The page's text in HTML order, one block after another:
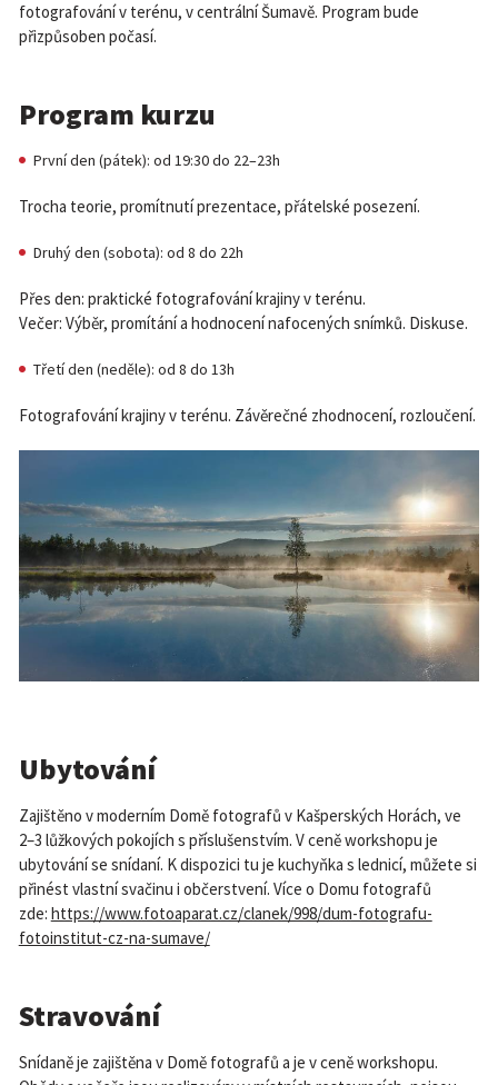
fotografování v terénu, v centrální Šumavě. Program bude
přizpůsoben počasí.
Program kurzu
První den (pátek): od 19:30 do 22–23h
Trocha teorie, promítnutí prezentace, přátelské posezení.
Druhý den (sobota): od 8 do 22h
Přes den: praktické fotografování krajiny v terénu.
Večer: Výběr, promítání a hodnocení nafocených snímků. Diskuse.
Třetí den (neděle): od 8 do 13h
Fotografování krajiny v terénu. Závěrečné zhodnocení, rozloučení.
Ubytování
Zajištěno v moderním Domě fotografů v Kašperských Horách, ve
2–3 lůžkových pokojích s příslušenstvím. V ceně workshopu je
ubytování se snídaní. K dispozici tu je kuchyňka s lednicí, můžete si
přinést vlastní svačinu i občerstvení. Více o Domu fotografů
zde: https://www.fotoaparat.cz/clanek/998/dum-fotografu-
fotoinstitut-cz-na-sumave/
Stravování
Snídaně je zajištěna v Domě fotografů a je v ceně workshopu.